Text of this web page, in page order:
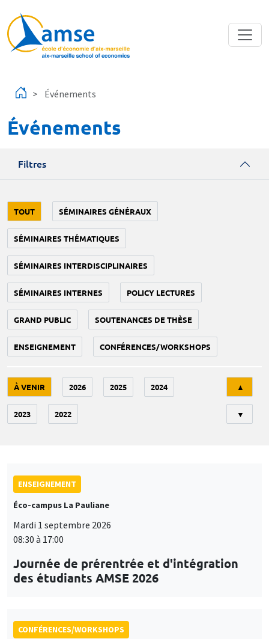
Événements
Événements
Filtres
TOUT SÉMINAIRES GÉNÉRAUX
SÉMINAIRES THÉMATIQUES
SÉMINAIRES INTERDISCIPLINAIRES
SÉMINAIRES INTERNES POLICY LECTURES
GRAND PUBLIC SOUTENANCES DE THÈSE
ENSEIGNEMENT CONFÉRENCES/WORKSHOPS
À VENIR 2026 2025 2024
2023 2022
▲
▼
ENSEIGNEMENT
Éco-campus La Pauliane
Mardi 1 septembre 2026
08:30 à 17:00
Journée de prérentrée et d'intégration
des étudiants AMSE 2026
CONFÉRENCES/WORKSHOPS